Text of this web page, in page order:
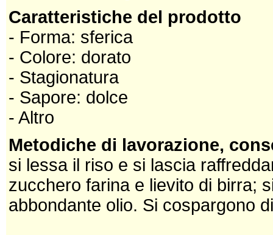
Caratteristiche del prodotto
- Forma: sferica
- Colore: dorato
- Stagionatura
- Sapore: dolce
- Altro
Metodiche di lavorazione,
si lessa il riso e si lascia
zucchero farina e lievito di birra;
abbondante olio. Si cospargono